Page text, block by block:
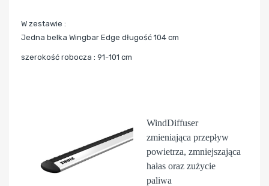
W zestawie :
Jedna belka Wingbar Edge długość 104 cm
szerokość robocza : 91-101 cm
WindDiffuser
zmieniająca przepływ
powietrza, zmniejszająca
hałas oraz zużycie
paliwa